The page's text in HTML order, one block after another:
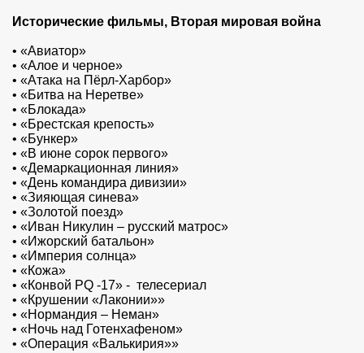
Исторические фильмы, Вторая мировая война
• «Авиатор»
• «Алое и черное»
• «Атака на Пёрл-Харбор»
• «Битва на Неретве»
• «Блокада»
• «Брестская крепость»
• «Бункер»
• «В июне сорок первого»
• «Демаркационная линия»
• «День командира дивизии»
• «Зияющая синева»
• «Золотой поезд»
• «Иван Никулин – русский матрос»
• «Ижорский батальон»
• «Империя солнца»
• «Кожа»
• «Конвой РQ -17» - телесериал
• «Крушении «Лаконии»»
• «Нормандия – Неман»
• «Ночь над Готенхафеном»
• «Операция «Валькирия»»